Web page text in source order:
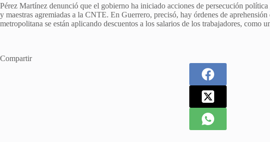
Pérez Martínez denunció que el gobierno ha iniciado acciones de persecución
y maestras agremiadas a la CNTE. En Guerrero, precisó, hay órdenes de
metropolitana se están aplicando descuentos a los salarios de los trabajadores, como
Compartir